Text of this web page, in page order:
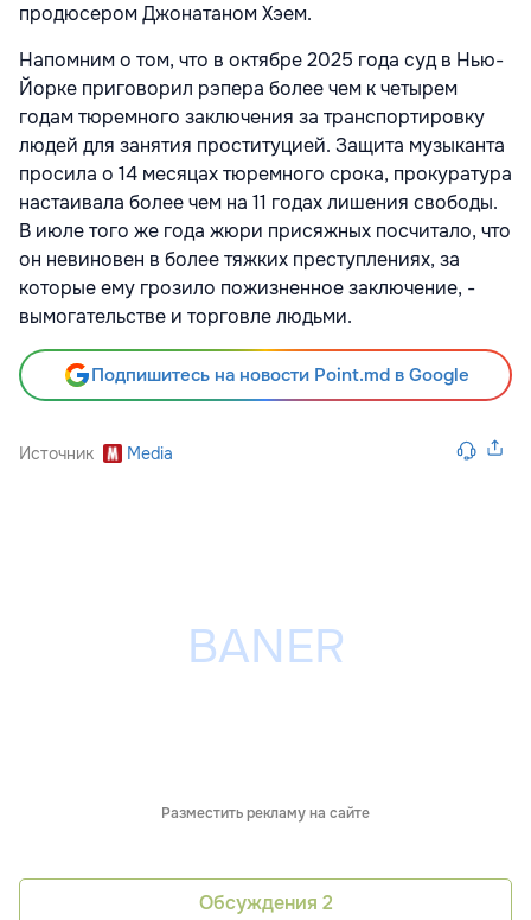
продюсером Джонатаном Хэем.
Напомним о том, что в октябре 2025 года суд в Нью-
Йорке приговорил рэпера более чем к четырем
годам тюремного заключения за транспортировку
людей для занятия проституцией. Защита музыканта
просила о 14 месяцах тюремного срока, прокуратура
настаивала более чем на 11 годах лишения свободы.
В июле того же года жюри присяжных посчитало, что
он невиновен в более тяжких преступлениях, за
которые ему грозило пожизненное заключение, -
вымогательстве и торговле людьми.
Подпишитесь на новости Point.md в Google
Источник Media
Разместить рекламу на сайте
Обсуждения 2